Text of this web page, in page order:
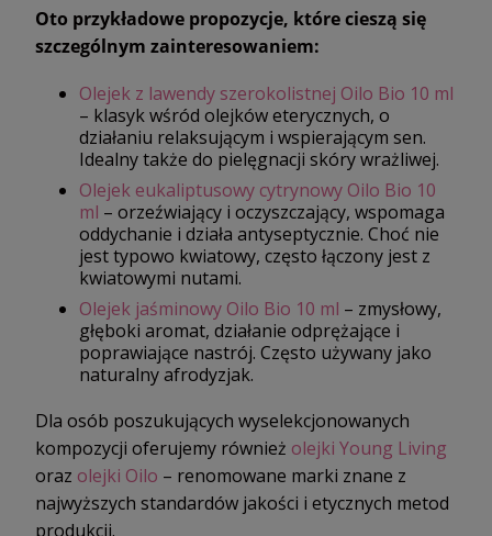
Oto przykładowe propozycje, które cieszą się
szczególnym zainteresowaniem:
Olejek z lawendy szerokolistnej Oilo Bio 10 ml
– klasyk wśród olejków eterycznych, o
działaniu relaksującym i wspierającym sen.
Idealny także do pielęgnacji skóry wrażliwej.
Olejek eukaliptusowy cytrynowy Oilo Bio 10
ml – orzeźwiający i oczyszczający, wspomaga
oddychanie i działa antyseptycznie. Choć nie
jest typowo kwiatowy, często łączony jest z
kwiatowymi nutami.
Olejek jaśminowy Oilo Bio 10 ml – zmysłowy,
głęboki aromat, działanie odprężające i
poprawiające nastrój. Często używany jako
naturalny afrodyzjak.
Dla osób poszukujących wyselekcjonowanych
kompozycji oferujemy również olejki Young Living
oraz olejki Oilo – renomowane marki znane z
najwyższych standardów jakości i etycznych metod
produkcji.